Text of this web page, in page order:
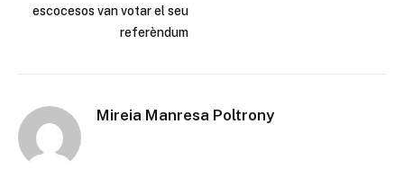
escocesos van votar el seu
referèndum
Mireia Manresa Poltrony